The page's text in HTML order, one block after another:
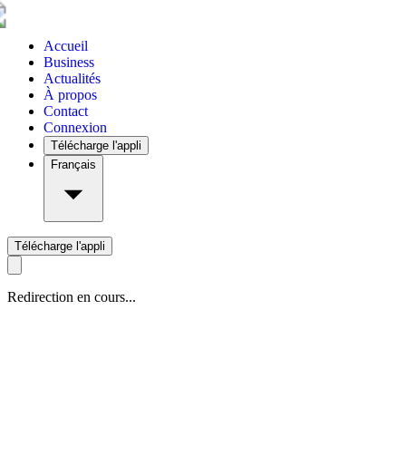
Accueil
Business
Actualités
À propos
Contact
Connexion
Télécharge l'appli
Français
Télécharge l'appli
Redirection en cours...